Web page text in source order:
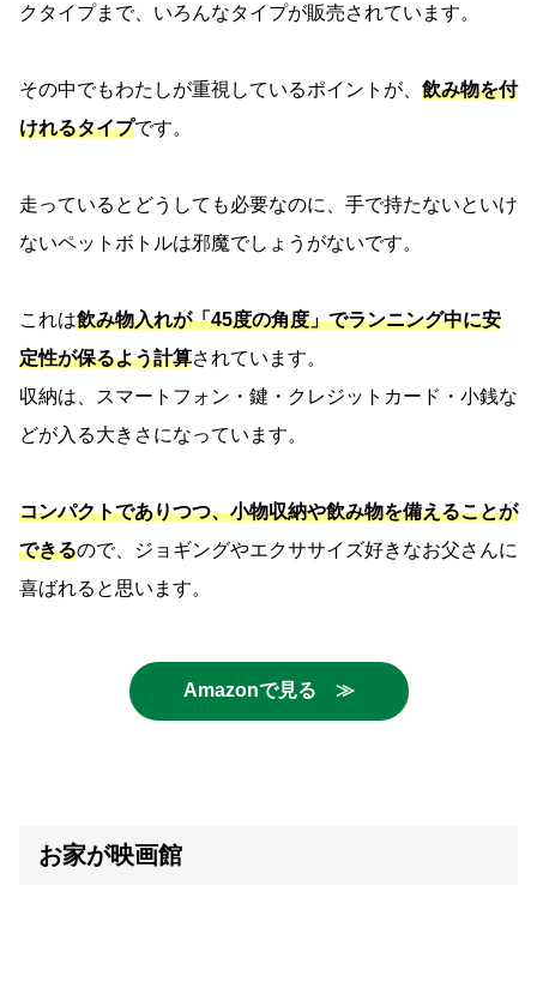
クタイプまで、いろんなタイプが販売されています。
その中でもわたしが重視しているポイントが、 飲み物を付
けれるタイプです。
走っているとどうしても必要なのに、手で持たないといけ
ないペットボトルは邪魔でしょうがないです。
これは飲み物入れが「45度の角度」でランニング中に安
定性が保るよう計算されています。
収納は、スマートフォン・鍵・クレジットカード・小銭な
どが入る大きさになっています。
コンパクトでありつつ、小物収納や飲み物を備えることが
できるので、ジョギングやエクササイズ好きなお父さんに
喜ばれると思います。
Amazonで見る ≫
お家が映画館